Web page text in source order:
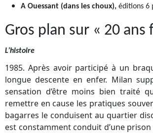
A Ouessant (dans les choux), éditions 6
Gros plan sur « 20 ans
L’histoire
1985. Après avoir participé à un
longue descente en enfer. Milan
sensation d’être moins bien traité
remettre en cause les pratiques
bagarres le conduisent au quartier
est constamment conduit d’une